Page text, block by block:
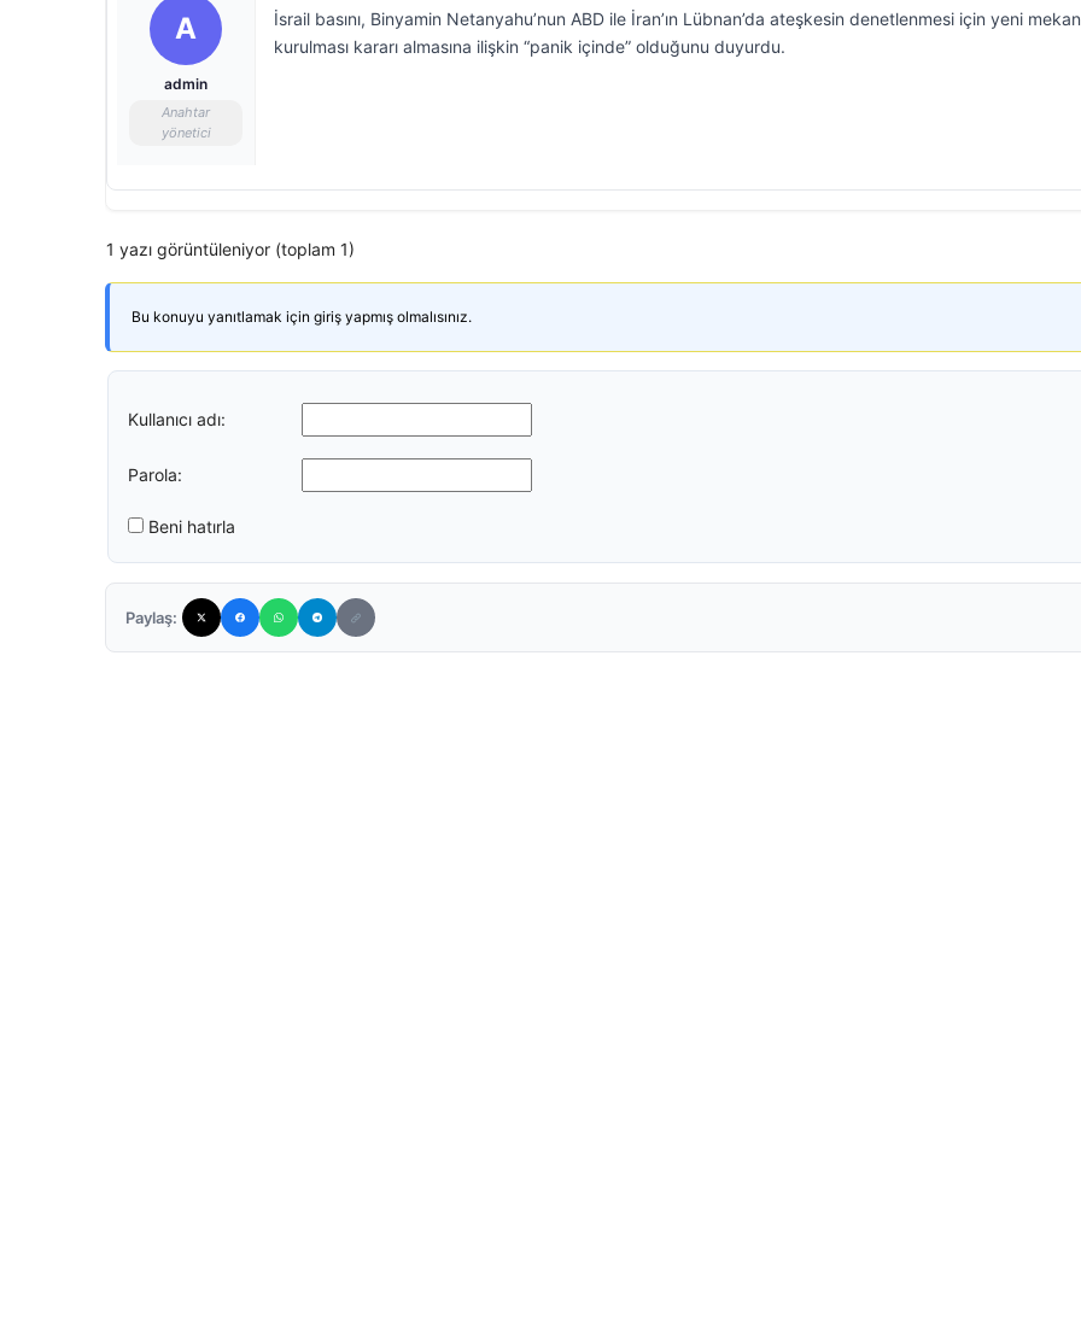
A
admin
Anahtar
yönetici
İsrail basını, Binyamin Netanyahu’nun ABD ile İran’ın Lübnan’da ateşkesin denetlenmesi için yeni
kurulması kararı almasına ilişkin “panik içinde” olduğunu duyurdu.
1 yazı görüntüleniyor (toplam 1)
Bu konuyu yanıtlamak için giriş yapmış olmalısınız.
Kullanıcı adı:
Parola:
Beni hatırla
Paylaş: